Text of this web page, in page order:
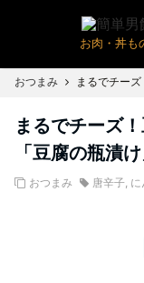
お肉・丼も
おつまみ まるでチー
まるでチーズ
「豆腐の瓶漬け
おつまみ 唐辛子, に